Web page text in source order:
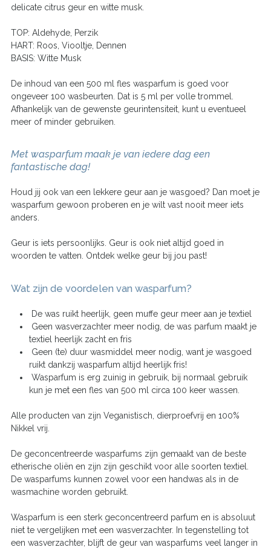
delicate citrus geur en witte musk.
TOP: Aldehyde, Perzik
HART: Roos, Viooltje, Dennen
BASIS: Witte Musk
De inhoud van een 500 ml fles wasparfum is goed voor
ongeveer 100 wasbeurten. Dat is 5 ml per volle trommel.
Afhankelijk van de gewenste geurintensiteit, kunt u eventueel
meer of minder gebruiken.
Met wasparfum maak je van iedere dag een
fantastische dag!
Houd jij ook van een lekkere geur aan je wasgoed? Dan moet je
wasparfum gewoon proberen en je wilt vast nooit meer iets
anders.
Geur is iets persoonlijks. Geur is ook niet altijd goed in
woorden te vatten. Ontdek welke geur bij jou past!
Wat zijn de voordelen van wasparfum?
De was ruikt heerlijk, geen muffe geur meer aan je textiel
Geen wasverzachter meer nodig, de was parfum maakt je
textiel heerlijk zacht en fris
Geen (te) duur wasmiddel meer nodig, want je wasgoed
ruikt dankzij wasparfum altijd heerlijk fris!
Wasparfum is erg zuinig in gebruik, bij normaal gebruik
kun je met een fles van 500 ml circa 100 keer wassen.
Alle producten van zijn Veganistisch, dierproefvrij en 100%
Nikkel vrij.
De geconcentreerde wasparfums zijn gemaakt van de beste
etherische oliën en zijn zijn geschikt voor alle soorten textiel.
De wasparfums kunnen zowel voor een handwas als in de
wasmachine worden gebruikt.
Wasparfum is een sterk geconcentreerd parfum en is absoluut
niet te vergelijken met een wasverzachter. In tegenstelling tot
een wasverzachter, blijft de geur van wasparfums veel langer in